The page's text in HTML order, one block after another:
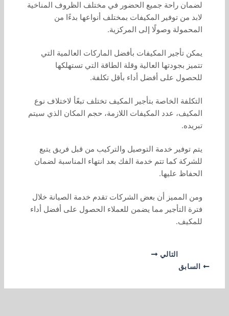
لضمان راحة جميع الحضور في مختلف الظروف المناخية
لابد من توفير المكيفات بمختلف أنواعها بدءًا من
المحمولة وصولًا إلى المركزية.
يمكن تأجير المكيفات بأفضل الماركات العالمية التي
تتميز بجودتها العالية وقلة الطاقة التي تستهلكها
للحصول على أفضل أداء بأقل تكلفة.
التكلفة الخاصة بتأجير المكيف تختلف تبعًأ لاختلاف نوع
المكيف، عدد المكيفات اللازمة، حجم المكان الذي سيتم
تبريده.
يتم توفير خدمة التوصيل والتركيب من قبل فريق يتبع
للشركة كما تتم خدمة الفك بعد انتهاء المناسبة لضمان
الحفاظ عليها.
ومن المميز أن بعض الشركات تقدم خدمة الصيانة خلال
فترة التأجير مما يضمن للعملاء الحصول على أفضل أداء
للمكيف.
السابق
التالي